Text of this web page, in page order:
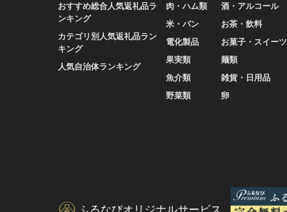
おすすめ総合人気返礼品ラ
ンキング
カテゴリ別人気返礼品ラン
キング
人気自治体ランキング
肉・ハム類
米・パン
電化製品
果実類
魚介類
野菜類
酒・アルコール
お茶・飲料
お菓子・スイーツ
麺類
雑貨・日用品
卵